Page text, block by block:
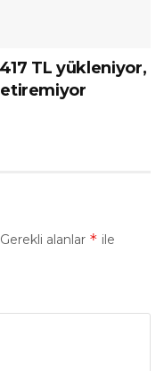
TL yükleniyor,
Gerekli alanlar * ile